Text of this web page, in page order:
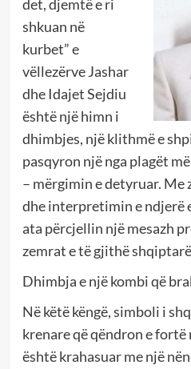
det, djemtë e ri
shkuan në
kurbet” e
vëllezërve Jashar
dhe Idajet Sejdiu
është një himn i
dhimbjes, një klithmë e
pasqyron një nga plagët
– mërgimin e detyruar. Me
dhe interpretimin e ndjerë
ata përcjellin një mesazh
zemrat e të gjithë
Dhimbja e një kombi që
Në këtë këngë, simboli i
krenare që qëndron e
është krahasuar me një